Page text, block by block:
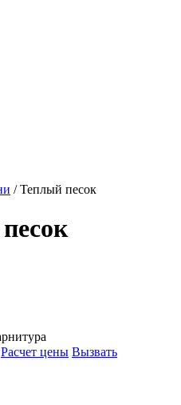
/ Теплый песок
Расчет цены Вызвать